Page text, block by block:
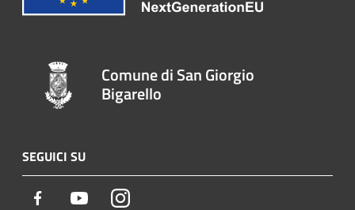
Comune di San Giorgio
Bigarello
SEGUICI SU
Facebook YoutubeInstagram